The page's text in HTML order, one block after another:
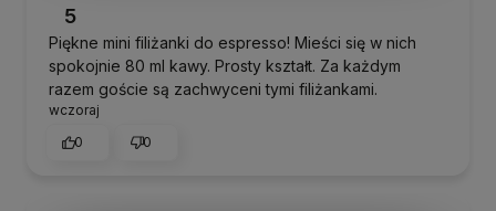
5
Piękne mini filiżanki do espresso! Mieści się w nich
spokojnie 80 ml kawy. Prosty kształt. Za każdym
razem goście są zachwyceni tymi filiżankami.
wczoraj
0
0